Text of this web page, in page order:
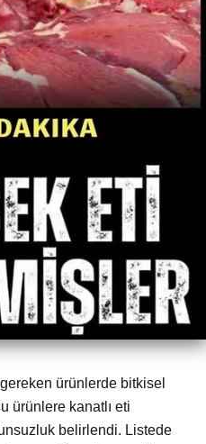
ürünlerde bitkisel
ürünlere kanatlı eti
belirlendi. Listede